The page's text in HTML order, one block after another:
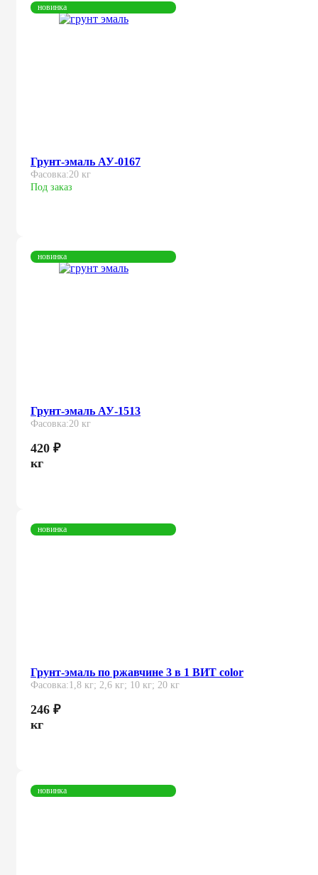
новинка
Грунт-эмаль АУ-0167
Фасовка:20 кг
Под заказ
новинка
Грунт-эмаль АУ-1513
Фасовка:20 кг
420 ₽
кг
новинка
Грунт-эмаль по ржавчине 3 в 1 ВИТ color
Фасовка:1,8 кг; 2,6 кг; 10 кг; 20 кг
246 ₽
кг
новинка